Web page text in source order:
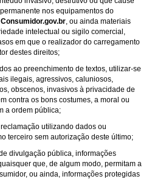
nos equipamentos do
Consumidor.gov.br , ou ainda materiais
intelectual ou sigilo comercial,
em que o realizador do carregamento
destes direitos;
ao preenchimento de textos, utilizar-se
ilegais, agressivos, caluniosos,
obscenos, invasivos à privacidade de
contra os bons costumes, a moral ou
a ordem pública;
utilizando dados ou
terceiro sem autorização deste último;
divulgação pública, informações
que, de algum modo, permitam a
ou ainda, informações protegidas